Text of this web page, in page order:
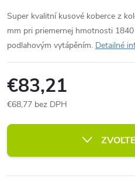
Super kvalitní kusové koberce z
mm pri priemernej hmotnosti
podlahovým vytápěním. Detailné
€83,21
€68,77 bez DPH
cena: